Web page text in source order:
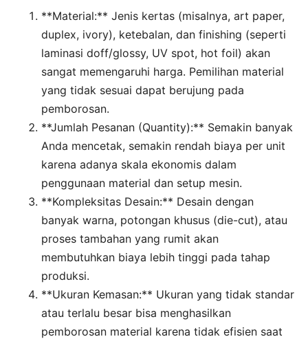
**Material:** Jenis kertas (misalnya, art paper,
duplex, ivory), ketebalan, dan finishing (seperti
laminasi doff/glossy, UV spot, hot foil) akan
sangat memengaruhi harga. Pemilihan material
yang tidak sesuai dapat berujung pada
pemborosan.
**Jumlah Pesanan (Quantity):** Semakin banyak
Anda mencetak, semakin rendah biaya per unit
karena adanya skala ekonomis dalam
penggunaan material dan setup mesin.
**Kompleksitas Desain:** Desain dengan
banyak warna, potongan khusus (die-cut), atau
proses tambahan yang rumit akan
membutuhkan biaya lebih tinggi pada tahap
produksi.
**Ukuran Kemasan:** Ukuran yang tidak standar
atau terlalu besar bisa menghasilkan
pemborosan material karena tidak efisien saat